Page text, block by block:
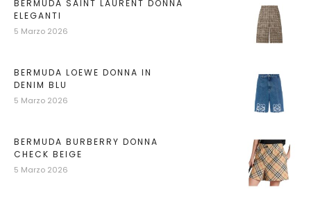
BERMUDA SAINT LAURENT DONNA
ELEGANTI
5 Marzo 2026
BERMUDA LOEWE DONNA IN
DENIM BLU
5 Marzo 2026
BERMUDA BURBERRY DONNA
CHECK BEIGE
5 Marzo 2026